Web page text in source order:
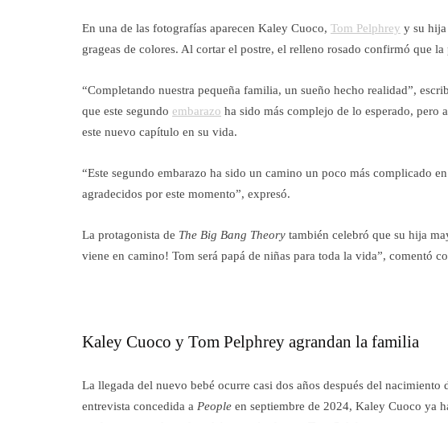
En una de las fotografías aparecen Kaley Cuoco, Tom Pelphrey y su
grageas de colores. Al cortar el postre, el relleno rosado confirmó que
“Completando nuestra pequeña familia, un sueño hecho realidad”,
que este segundo embarazo ha sido más complejo de lo esperado, pero
este nuevo capítulo en su vida.
“Este segundo embarazo ha sido un camino un poco más complicado
agradecidos por este momento”, expresó.
La protagonista de The Big Bang Theory también celebró que su hija
viene en camino! Tom será papá de niñas para toda la vida”, comentó
Kaley Cuoco y Tom Pelphrey agrandan la familia
La llegada del nuevo bebé ocurre casi dos años después del
entrevista concedida a People en septiembre de 2024, Kaley Cuoco ya